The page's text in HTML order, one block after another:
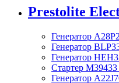
Prestolite
Генератор
Генератор
Генератор
Стартер
Генератор